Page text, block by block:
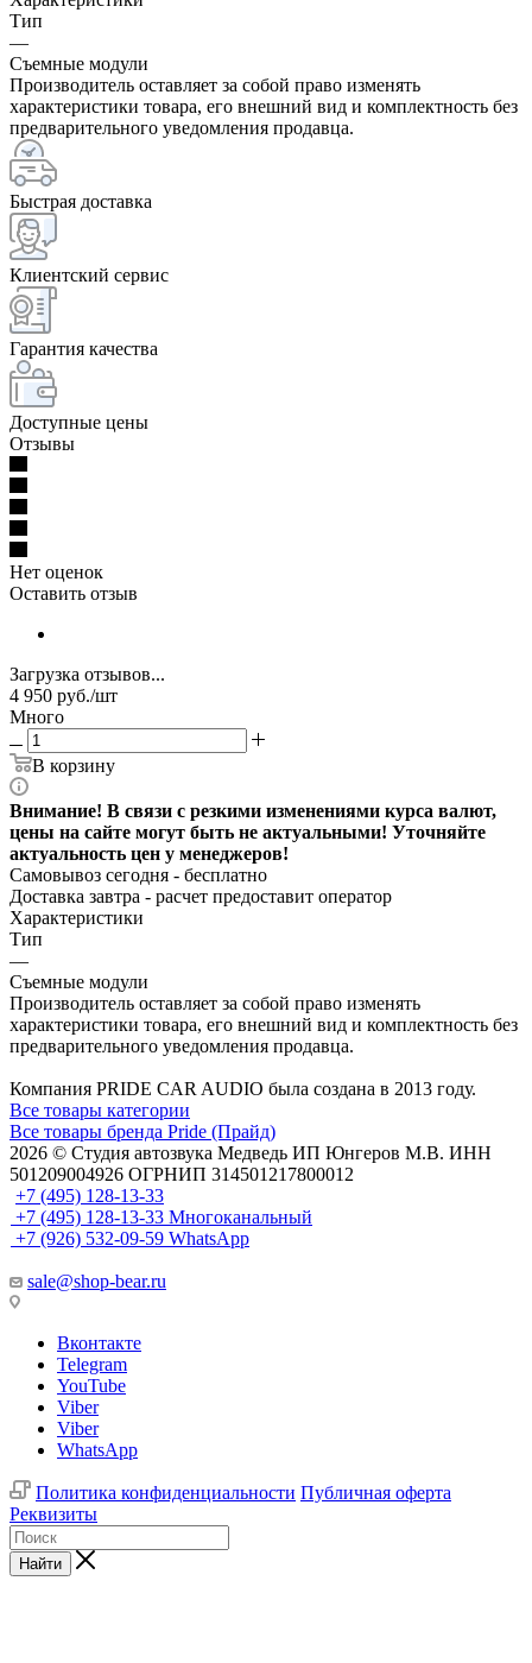
Тип
—
Съемные модули
Производитель оставляет за собой право изменять
характеристики товара, его внешний вид и комплектность без
предварительного уведомления продавца.
Быстрая доставка
Клиентский сервис
Гарантия качества
Доступные цены
Отзывы
Нет оценок
Оставить отзыв
Загрузка отзывов...
4 950 руб./шт
Много
В корзину
Внимание! В связи с резкими изменениями курса валют,
цены на сайте могут быть не актуальными! Уточняйте
актуальность цен у менеджеров!
Самовывоз сегодня - бесплатно
Доставка завтра - расчет предоставит оператор
Характеристики
Тип
—
Съемные модули
Производитель оставляет за собой право изменять
характеристики товара, его внешний вид и комплектность без
предварительного уведомления продавца.
Компания PRIDE CAR AUDIO была создана в 2013 году.
Все товары категории
Все товары бренда Pride (Прайд)
2026 © Cтудия автозвука Медведь ИП Юнгеров М.В. ИНН
501209004926 ОГРНИП 314501217800012
+7 (495) 128-13-33
+7 (495) 128-13-33 Многоканальный
+7 (926) 532-09-59 WhatsApp
sale@shop-bear.ru
Вконтакте
Telegram
YouTube
Viber
Viber
WhatsApp
Политика конфиденциальности Публичная оферта
Реквизиты
Найти